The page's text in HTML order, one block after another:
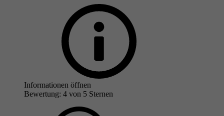
Informationen öffnen
Bewertung: 4 von 5 Sternen